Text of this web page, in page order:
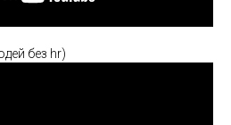
без hr)